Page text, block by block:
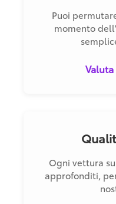
Puoi
momento
Ogni vettura
approfonditi,